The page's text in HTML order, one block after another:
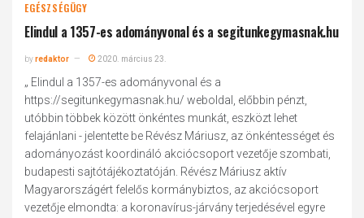
EGÉSZSÉGÜGY
Elindul a 1357-es adományvonal és a segitunkegymasnak.hu
byredaktor 2020. március 23.
„ Elindul a 1357-es adományvonal és a
https://segitunkegymasnak.hu/ weboldal, előbbin pénzt,
utóbbin többek között önkéntes munkát, eszközt lehet
felajánlani - jelentette be Révész Máriusz, az önkéntességet és
adományozást koordináló akciócsoport vezetője szombati,
budapesti sajtótájékoztatóján. Révész Máriusz aktív
Magyarországért felelős kormánybiztos, az akciócsoport
vezetője elmondta: a koronavírus-járvány terjedésével egyre